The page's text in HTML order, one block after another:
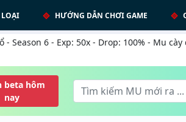
LOẠI HƯỚNG DẪN CHƠI GAME
- Season 6 - Exp: 50x - Drop: 100% - Mu
beta hôm
nay